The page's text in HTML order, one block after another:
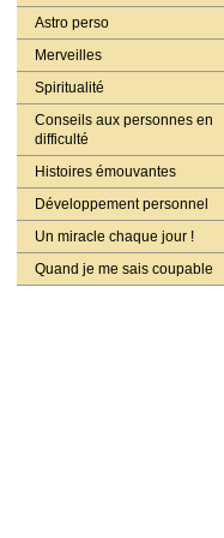
Astro perso
Merveilles
Spiritualité
Conseils aux personnes en
difficulté
Histoires émouvantes
Développement personnel
Un miracle chaque jour !
Quand je me sais coupable